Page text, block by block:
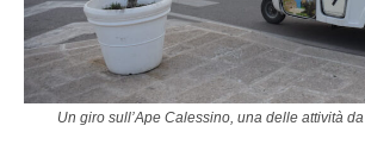
Un giro sull’Ape Calessino, una delle attività da